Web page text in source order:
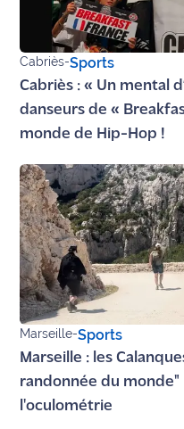
Coachs
Maritima
Bon
sortie
Nous
contacter
Ecouter
et voir
Maritima
Qui
sommes
nous ?
Devenir
annonceur
Cabriès-Sports
Cabriès : « Un mental
danseurs de «
monde de Hip-Hop !
Marseille-Sports
Marseille : les
randonnée du
l'oculométrie